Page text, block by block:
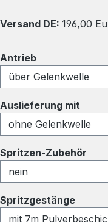
Versand DE: 196,00
Antriebauswählen
Auslieferung mit
Spritzen-Zubehör
Spritzgestänge